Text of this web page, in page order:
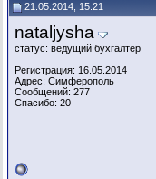
21.05.2014, 15:21
nataljysha
статус: ведущий бухгалтер
Регистрация: 16.05.2014
Адрес: Симферополь
Сообщений: 277
Спасибо: 20